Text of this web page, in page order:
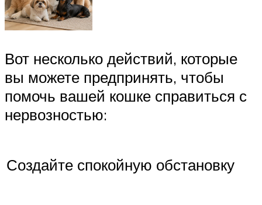
Вот несколько действий, которые
вы можете предпринять, чтобы
помочь вашей кошке справиться с
нервозностью:
Создайте спокойную обстановку